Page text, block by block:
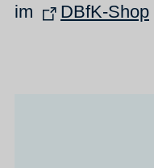
im
DBfK-Shop